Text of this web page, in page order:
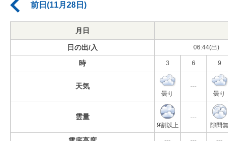
前日(11月28日)
月日
日の出/入 06:44(出)
時 3 6 9
天気
曇り
---
曇り
雲量
9割以上
---
隙間無